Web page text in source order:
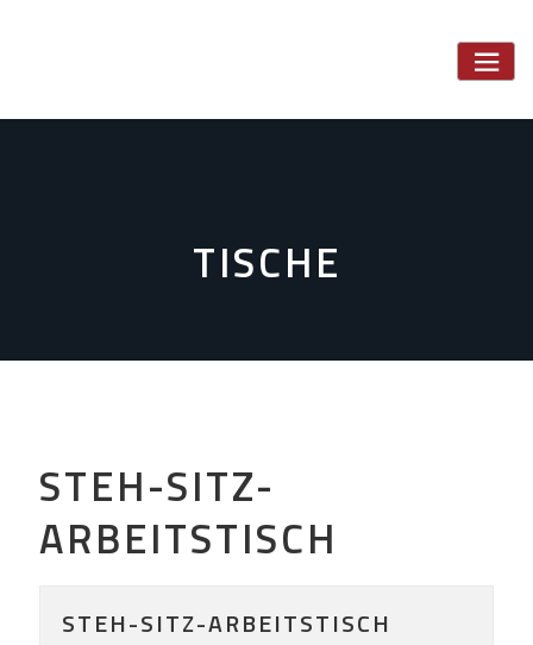
TISCHE
STEH-SITZ-
ARBEITSTISCH
STEH-SITZ-ARBEITSTISCH